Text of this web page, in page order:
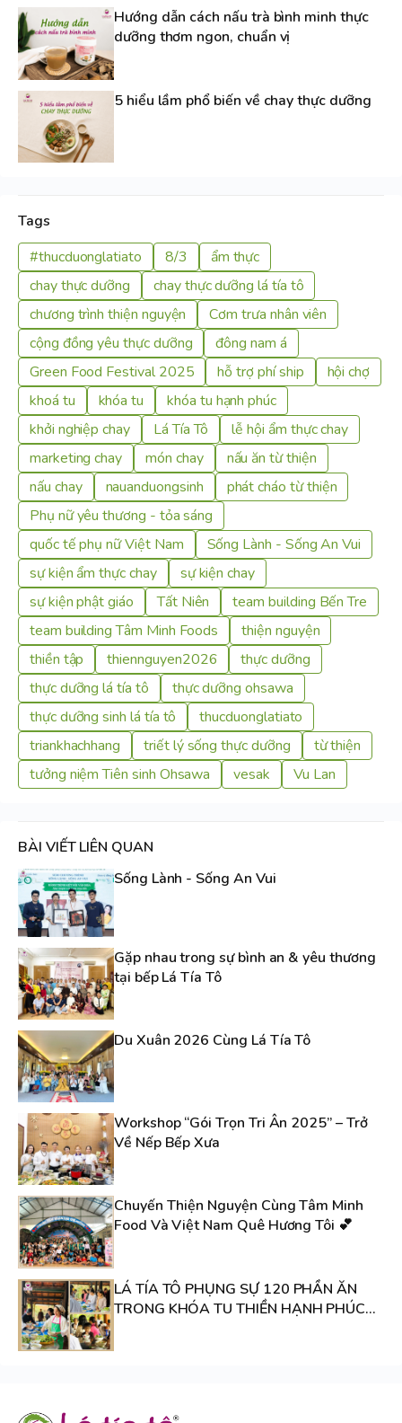
Hướng dẫn cách nấu trà bình minh thực
dưỡng thơm ngon, chuẩn vị
5 hiểu lầm phổ biến về chay thực dưỡng
Tags
#thucduonglatiato
8/3
ẩm thực
chay thực dưỡng
chay thực dưỡng lá tía tô
chương trình thiện nguyện
Cơm trưa nhân viên
cộng đồng yêu thực dưỡng
đông nam á
Green Food Festival 2025
hỗ trợ phí ship
hội chợ
khoá tu
khóa tu
khóa tu hạnh phúc
khởi nghiệp chay
Lá Tía Tô
lễ hội ẩm thực chay
marketing chay
món chay
nấu ăn từ thiện
nấu chay
nauanduongsinh
phát cháo từ thiện
Phụ nữ yêu thương - tỏa sáng
quốc tế phụ nữ Việt Nam
Sống Lành - Sống An Vui
sự kiện ẩm thực chay
sự kiện chay
sự kiện phật giáo
Tất Niên
team building Bến Tre
team building Tâm Minh Foods
thiện nguyện
thiền tập
thiennguyen2026
thực dưỡng
thực dưỡng lá tía tô
thực dưỡng ohsawa
thực dưỡng sinh lá tía tô
thucduonglatiato
triankhachhang
triết lý sống thực dưỡng
từ thiện
tưởng niệm Tiên sinh Ohsawa
vesak Vu Lan
BÀI VIẾT LIÊN QUAN
Sống Lành - Sống An Vui
Gặp nhau trong sự bình an & yêu thương
tại bếp Lá Tía Tô
Du Xuân 2026 Cùng Lá Tía Tô
Workshop “Gói Trọn Tri Ân 2025” – Trở
Về Nếp Bếp Xưa
Chuyến Thiện Nguyện Cùng Tâm Minh
Food Và Việt Nam Quê Hương Tôi 💕
LÁ TÍA TÔ PHỤNG SỰ 120 PHẦN ĂN
TRONG KHÓA TU THIỀN HẠNH PHÚC